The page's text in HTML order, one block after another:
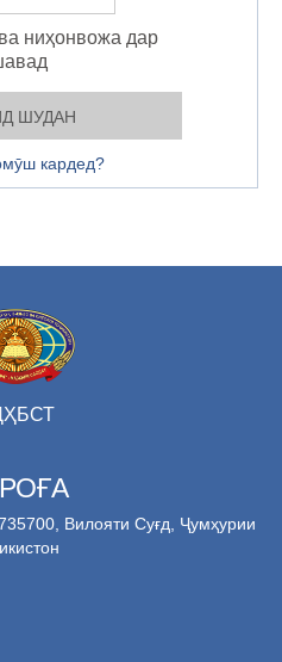
ниҳонвожа дар
кардед?
Вилояти Суғд, Ҷумҳурии